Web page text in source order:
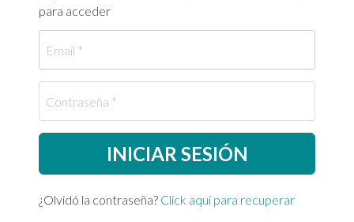
para acceder
¿Olvidó la contraseña? Click aqui para recuperar